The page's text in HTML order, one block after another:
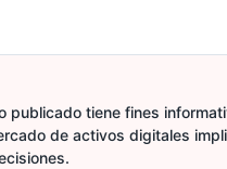
publicado tiene fines
de activos digitales